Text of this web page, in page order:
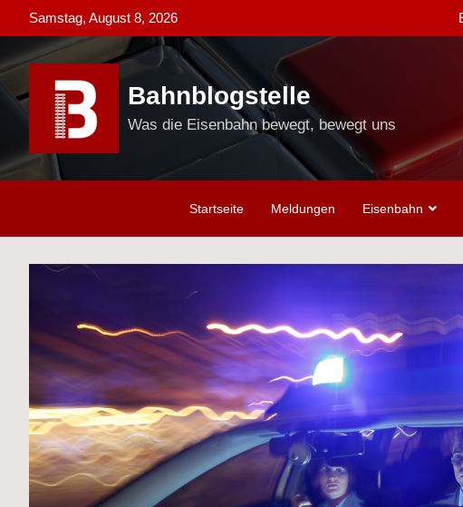
to
content
Samstag, August 8, 2026
Bahnblogstelle
Was die Eisenbahn bewegt, bewegt uns
Startseite Meldungen Eisenbahn